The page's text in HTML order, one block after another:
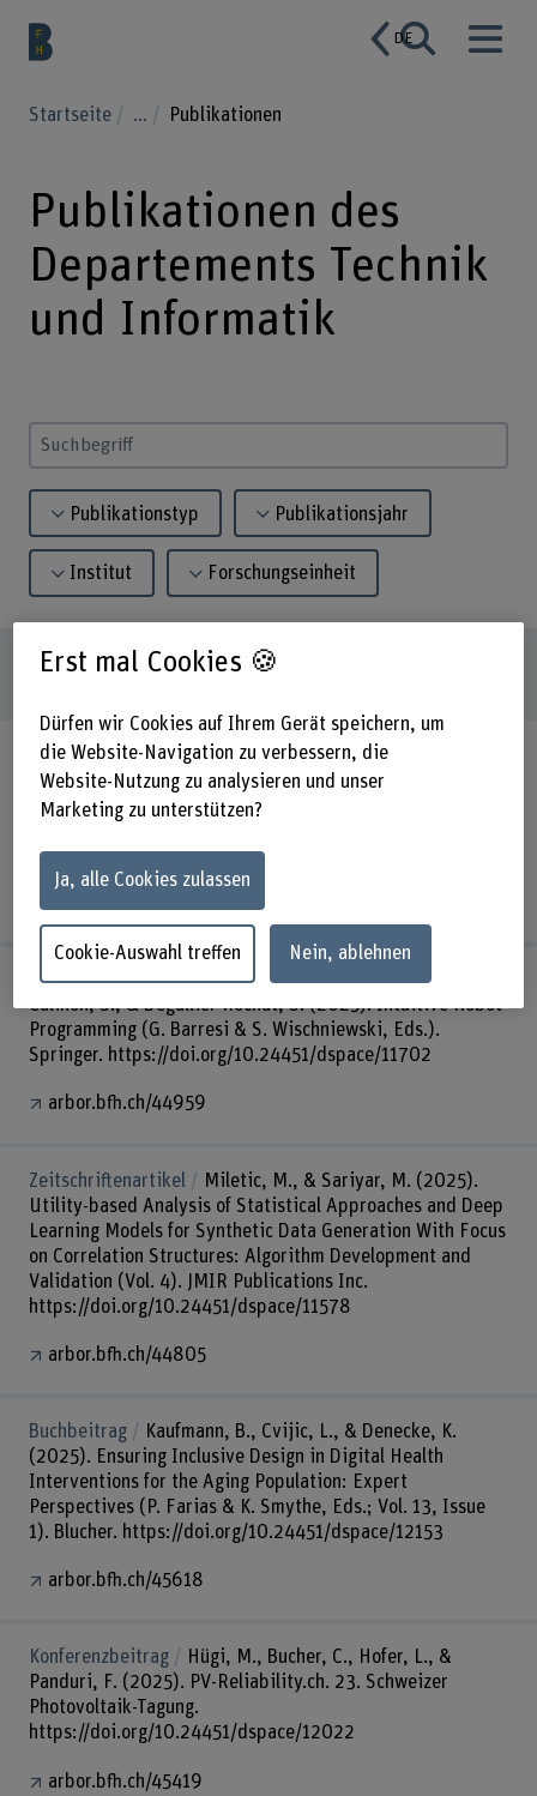
DE
Startseite ... Publikationen
Publikationen des
Departements Technik
und Informatik
Suchbegriff eingeben
Publikationstyp Publikationsjahr
Institut Forschungseinheit
1410 Publikationen
Buchbeitrag
Reichenpfader, D., Moser, D. S., & Denecke,
K. (2026). Design and Evaluation of an Open-Source,
Locally Deployed Chatbot System for Higher Education
https://arbor.bfh.ch/handle/arbor/45595
Buchbeitrag
Blanc, C., Jankowski, J., Sonderegger, A.,
Calinon, S., & Dégallier Rochat, S. (2025). Intuitive Robot
Programming (G. Barresi & S. Wischniewski, Eds.).
Springer. https://doi.org/10.24451/dspace/11702
arbor.bfh.ch/44959
Zeitschriftenartikel
Miletic, M., & Sariyar, M. (2025).
Utility-based Analysis of Statistical Approaches and Deep
Learning Models for Synthetic Data Generation With Focus
on Correlation Structures: Algorithm Development and
Validation (Vol. 4). JMIR Publications Inc.
https://doi.org/10.24451/dspace/11578
arbor.bfh.ch/44805
Buchbeitrag
Kaufmann, B., Cvijic, L., & Denecke, K.
(2025). Ensuring Inclusive Design in Digital Health
Interventions for the Aging Population: Expert
Perspectives (P. Farias & K. Smythe, Eds.; Vol. 13, Issue
1). Blucher. https://doi.org/10.24451/dspace/12153
arbor.bfh.ch/45618
Konferenzbeitrag
Hügi, M., Bucher, C., Hofer, L., &
Panduri, F. (2025). PV-Reliability.ch. 23. Schweizer
Photovoltaik-Tagung.
https://doi.org/10.24451/dspace/12022
arbor.bfh.ch/45419
Erst mal Cookies 🍪
Dürfen wir Cookies auf Ihrem Gerät speichern, um
die Website-Navigation zu verbessern, die
Website-Nutzung zu analysieren und unser
Marketing zu unterstützen?
Ja, alle Cookies zulassen
Cookie-Auswahl treffen Nein, ablehnen